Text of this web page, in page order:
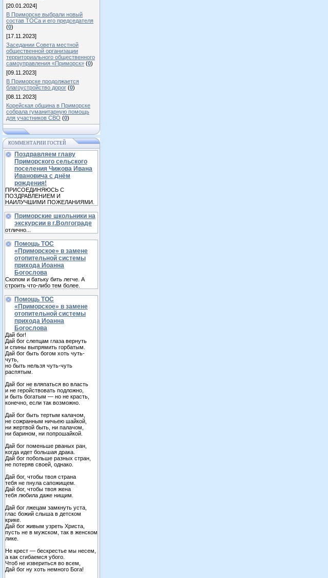
[20.01.2024]
В Приморске выбрали новый
состав ТОСа и его председателя
(0)
[17.11.2023]
Заседании Совета местной
общественной организации
территориального общественного
самоуправления «Приморск» (0)
[09.11.2023]
В Приморске продолжается
благоустройство дорог (0)
[08.11.2023]
Корейская община в Приморске
собрала гуманитарную помощь
для участников СВО (0)
КОММЕНТАРИИ ГОСТЕЙ
Поздравляем главу
Приморского сельского
поселения Чижова Ивана
Ивановича с днём
рождения!
ПРИСОЕДИНЯЮСЬ С
ПОЗДРАВЛЕНИЕМ И
НАИЛУЧШИМИ ПОЖЕЛАНИЯМИ.
Приморские школьники на
экскурсии в г.Волгограде
отлично...
Помощь ТОС
«Приморское» в замене
отопительной системы
прихода Иоанна
Богослова
Скопом и батьку бить легче. А
строить что-либо тем более.
Помощь ТОС
«Приморское» в замене
отопительной системы
прихода Иоанна
Богослова
Дай бог!
Дай бог слепцам глаза вернуть
и спины выпрямить горбатым.
Дай бог быть богом хоть чуть-
чуть,
но быть нельзя чуть-чуть
распятым.
Дай бог не вляпаться во власть
и не геройствовать подложно,
и быть богатым — но не красть,
конечно, если так возможно.
Дай бог быть тертым калачом,
не сожранным ничьею шайкой,
ни жертвой быть, ни палачом,
ни барином, ни попрошайкой.
Дай бог поменьше рваных ран,
когда идет большая драка.
Дай бог побольше разных стран,
не потеряв своей, однако.
Дай бог, чтобы твоя страна
тебя не пнула сапожищем.
Дай бог, чтобы твоя жена
тебя любила даже нищим.
Дай бог лжецам замкнуть уста,
глас божий слыша в детском
крике.
Дай бог живым узреть Христа,
пусть не в мужском, так в женском
лике.
Не крест — бескрестье мы несем,
а как сгибаемся убого.
Чтоб не извериться во всем,
Дай бог ну хоть немного Бога!